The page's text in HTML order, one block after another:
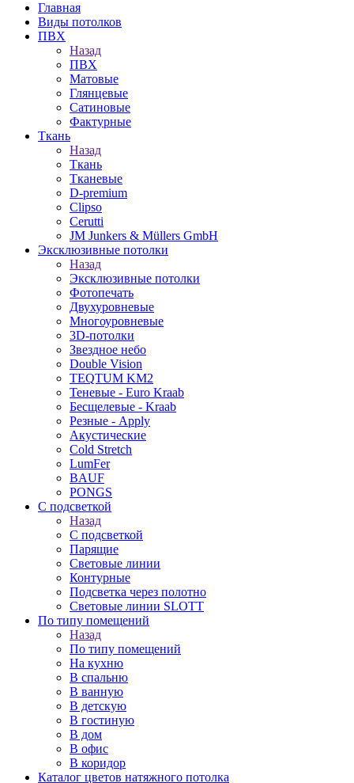
Главная
Виды потолков
ПВХ
Назад
ПВХ
Матовые
Глянцевые
Сатиновые
Фактурные
Ткань
Назад
Ткань
Тканевые
D-premium
Clipso
Cerutti
JM Junkers & Müllers GmbH
Эксклюзивные потолки
Назад
Эксклюзивные потолки
Фотопечать
Двухуровневые
Многоуровневые
3D-потолки
Звездное небо
Double Vision
TEQTUM KM2
Теневые - Euro Kraab
Бесщелевые - Kraab
Резные - Apply
Акустические
Cold Stretch
LumFer
BAUF
PONGS
С подсветкой
Назад
С подсветкой
Парящие
Световые линии
Контурные
Подсветка через полотно
Световые линии SLOTT
По типу помещений
Назад
По типу помещений
На кухню
В спальню
В ванную
В детскую
В гостиную
В дом
В офис
В коридор
Каталог цветов натяжного потолка